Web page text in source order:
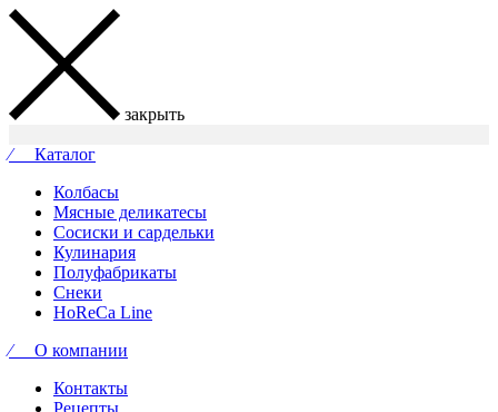
закрыть
⁄ Каталог
Колбасы
Мясные деликатесы
Сосиски и сардельки
Кулинария
Полуфабрикаты
Снеки
HoReCa Line
⁄ О компании
Контакты
Рецепты